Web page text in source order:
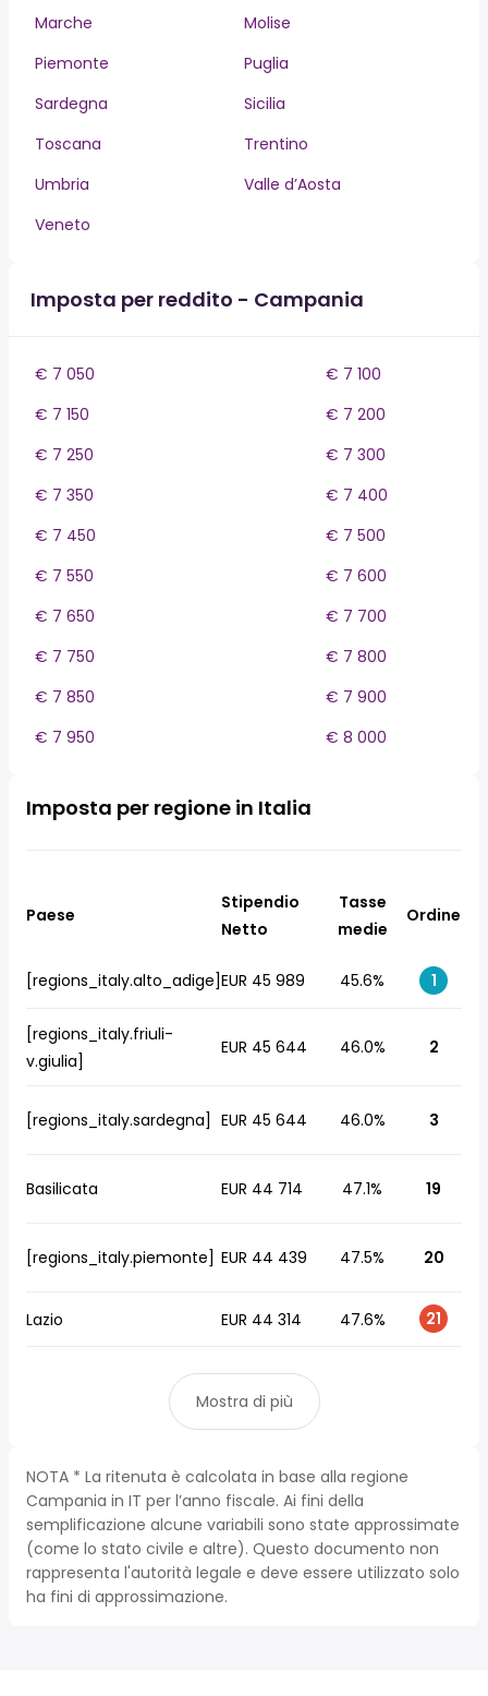
Marche
Molise
Piemonte
Puglia
Sardegna
Sicilia
Toscana
Trentino
Umbria
Valle d’Aosta
Veneto
Imposta per reddito - Campania
€ 7 050
€ 7 100
€ 7 150
€ 7 200
€ 7 250
€ 7 300
€ 7 350
€ 7 400
€ 7 450
€ 7 500
€ 7 550
€ 7 600
€ 7 650
€ 7 700
€ 7 750
€ 7 800
€ 7 850
€ 7 900
€ 7 950
€ 8 000
Imposta per regione in Italia
Paese
Stipendio
Netto
Tasse
medie
Ordine
[regions_italy.alto_adige]EUR 45 989 45.6% 1
[regions_italy.friuli-
v.giulia]
EUR 45 644 46.0% 2
[regions_italy.sardegna] EUR 45 644 46.0% 3
Basilicata EUR 44 714 47.1% 19
[regions_italy.piemonte] EUR 44 439 47.5% 20
Lazio EUR 44 314 47.6% 21
Mostra di più
NOTA * La ritenuta è calcolata in base alla regione
Campania in IT per l’anno fiscale. Ai fini della
semplificazione alcune variabili sono state approssimate
(come lo stato civile e altre). Questo documento non
rappresenta l'autorità legale e deve essere utilizzato solo
ha fini di approssimazione.